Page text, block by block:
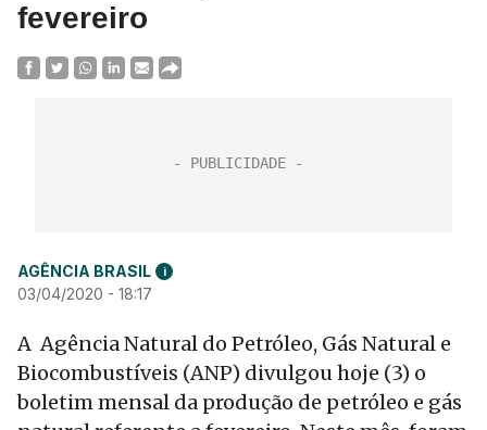
fevereiro
AGÊNCIA BRASIL i
03/04/2020 - 18:17
A Agência Natural do Petróleo, Gás Natural e
Biocombustíveis (ANP) divulgou hoje (3) o
boletim mensal da produção de petróleo e gás